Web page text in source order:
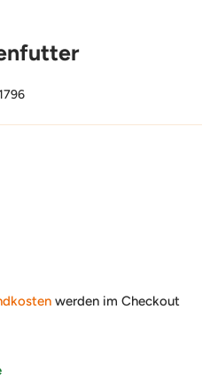
werden im Checkout